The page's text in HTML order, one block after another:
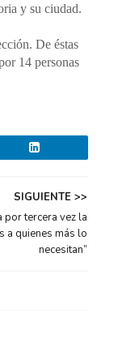
y su ciudad.
De éstas
14 personas
SIGUIENTE >>
por tercera vez la
a quienes más lo
necesitan”